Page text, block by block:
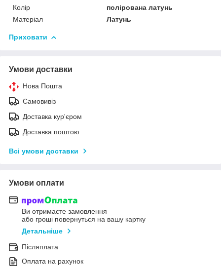
Колір
полірована латунь
Матеріал
Латунь
Приховати
Умови доставки
Нова Пошта
Самовивіз
Доставка кур'єром
Доставка поштою
Всі умови доставки
Умови оплати
Ви отримаєте замовлення
або гроші повернуться на вашу картку
Детальніше
Післяплата
Оплата на рахунок